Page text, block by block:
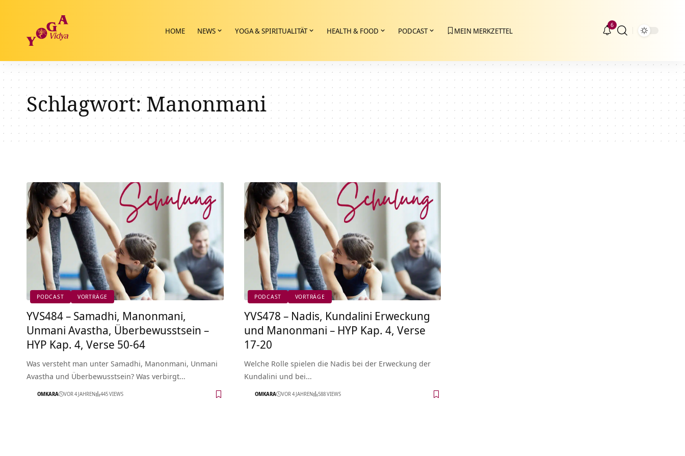
HOME NEWS YOGA & SPIRITUALITÄT HEALTH & FOOD PODCAST MEIN MERKZETTEL
6
Schlagwort:Manonmani
PODCAST VORTRÄGE
YVS484 – Samadhi, Manonmani,
Unmani Avastha, Überbewusstsein –
HYP Kap. 4, Verse 50-64
Was versteht man unter Samadhi, Manonmani, Unmani
Avastha und Überbewusstsein? Was verbirgt…
OMKARA VOR 4 JAHREN 445 VIEWS
PODCAST VORTRÄGE
YVS478 – Nadis, Kundalini Erweckung
und Manonmani – HYP Kap. 4, Verse
17-20
Welche Rolle spielen die Nadis bei der Erweckung der
Kundalini und bei…
OMKARA VOR 4 JAHREN 588 VIEWS